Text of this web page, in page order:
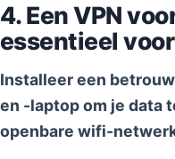
4. Een VPN
essentieel
Installeer een
en -laptop om je data
openbare wifi-